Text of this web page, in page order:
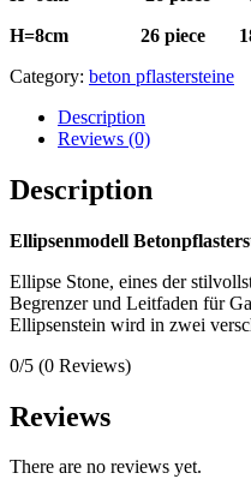
H=8cm 26 piece
Category: beton pflastersteine
Description
Reviews (0)
Description
Ellipsenmodell
Ellipse Stone, eines der
Begrenzer und Leitfaden für
Ellipsenstein wird in zwei
0/5 (0 Reviews)
Reviews
There are no reviews yet.